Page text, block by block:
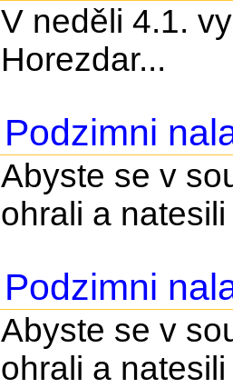
V neděli 4.1.
Horezdar...
Podzimni
Abyste se v
ohrali a
Podzimni
Abyste se v
ohrali a